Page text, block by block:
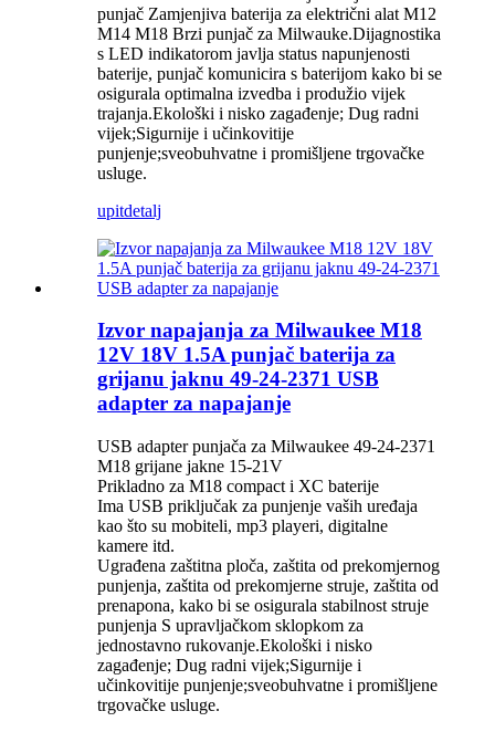
punjač Zamjenjiva baterija za električni alat M12
M14 M18 Brzi punjač za Milwauke.Dijagnostika
s LED indikatorom javlja status napunjenosti
baterije, punjač komunicira s baterijom kako bi se
osigurala optimalna izvedba i produžio vijek
trajanja.Ekološki i nisko zagađenje; Dug radni
vijek;Sigurnije i učinkovitije
punjenje;sveobuhvatne i promišljene trgovačke
usluge.
upitdetalj
Izvor napajanja za Milwaukee M18
12V 18V 1.5A punjač baterija za
grijanu jaknu 49-24-2371 USB
adapter za napajanje
USB adapter punjača za Milwaukee 49-24-2371
M18 grijane jakne 15-21V
Prikladno za M18 compact i XC baterije
Ima USB priključak za punjenje vaših uređaja
kao što su mobiteli, mp3 playeri, digitalne
kamere itd.
Ugrađena zaštitna ploča, zaštita od prekomjernog
punjenja, zaštita od prekomjerne struje, zaštita od
prenapona, kako bi se osigurala stabilnost struje
punjenja S upravljačkom sklopkom za
jednostavno rukovanje.Ekološki i nisko
zagađenje; Dug radni vijek;Sigurnije i
učinkovitije punjenje;sveobuhvatne i promišljene
trgovačke usluge.